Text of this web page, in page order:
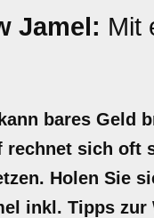
Jamel: Mit
bares Geld
sich oft
Holen Sie
inkl. Tipps